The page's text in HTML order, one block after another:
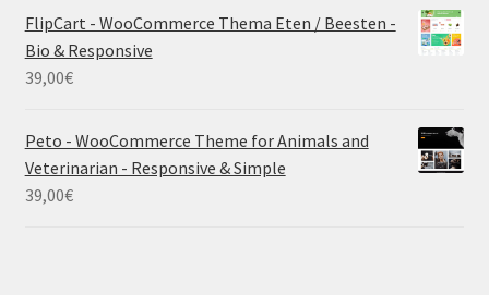
FlipCart - WooCommerce Thema Eten / Beesten -
Bio & Responsive
39,00€
Peto - WooCommerce Theme for Animals and
Veterinarian - Responsive & Simple
39,00€